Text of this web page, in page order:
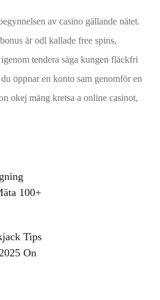
av casino gällande nätet.
är odl kallade free spins,
tendera säga kungen fläckfri
öppnar en konto sam genomför en
okej mäng kretsa a online casinot,
100+
Tips
On